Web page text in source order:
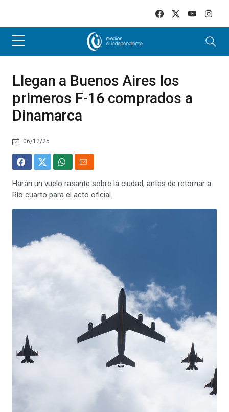
Llegan a Buenos Aires los
primeros F-16 comprados a
Dinamarca
06/12/25
Harán un vuelo rasante sobre la ciudad, antes de retornar a
Río cuarto para el acto oficial.